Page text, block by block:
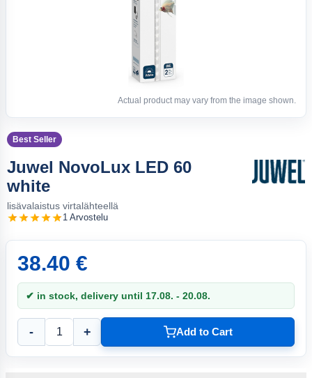
Actual product may vary from the image shown.
Best Seller
Juwel NovoLux LED 60
white
lisävalaistus virtalähteellä
1 Arvostelu
38.40 €
✔ in stock, delivery until 17.08. - 20.08.
- + Add to Cart